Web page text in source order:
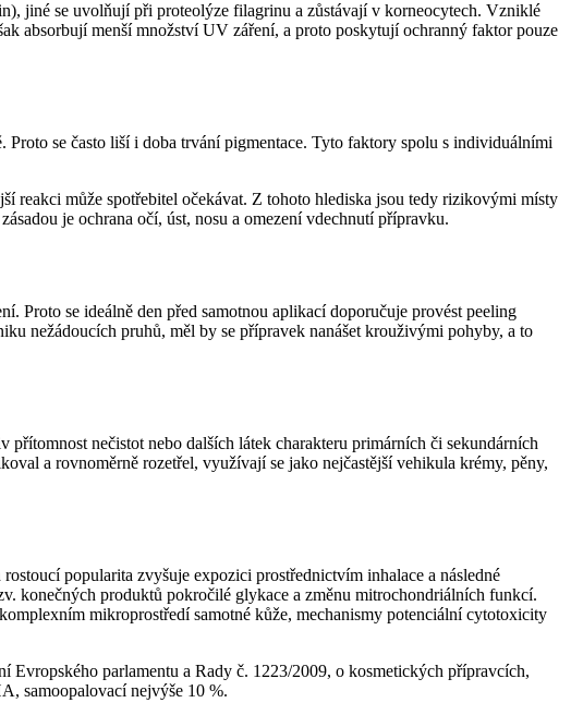
jiné se uvolňují při proteolýze filagrinu a zůstávají v korneocytech. Vzniklé
absorbují menší množství UV záření, a proto poskytují ochranný faktor pouze
se často liší i doba trvání pigmentace. Tyto faktory spolu s individuálními
reakci může spotřebitel očekávat. Z tohoto hlediska jsou tedy rizikovými místy
je ochrana očí, úst, nosu a omezení vdechnutí přípravku.
Proto se ideálně den před samotnou aplikací doporučuje provést peeling
nežádoucích pruhů, měl by se přípravek nanášet krouživými pohyby, a to
nečistot nebo dalších látek charakteru primárních či sekundárních
a rovnoměrně rozetřel, využívají se jako nejčastější vehikula krémy, pěny,
popularita zvyšuje expozici prostřednictvím inhalace a následné
konečných produktů pokročilé glykace a změnu mitrochondriálních funkcí.
mikroprostředí samotné kůže, mechanismy potenciální cytotoxicity
parlamentu a Rady č. 1223/2009, o kosmetických přípravcích,
samoopalovací nejvýše 10 %.